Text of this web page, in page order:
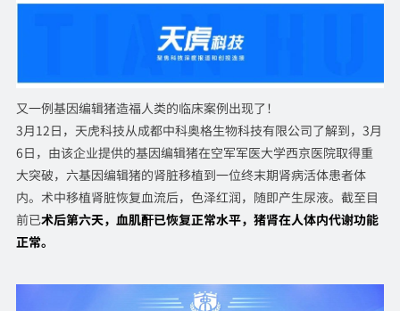
又一例基因编辑猪造福人类的临床案例出现了！
3月12日，天虎科技从成都中科奥格生物科技有限公司了解到，3月
6日，由该企业提供的基因编辑猪在空军军医大学西京医院取得重
大突破，六基因编辑猪的肾脏移植到一位终末期肾病活体患者体
内。术中移植肾脏恢复血流后，色泽红润，随即产生尿液。截至目
前已术后第六天，血肌酐已恢复正常水平，猪肾在人体内代谢功能
正常。